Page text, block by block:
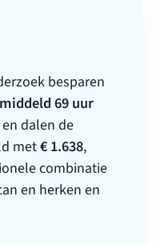
besparen
69 uur
dalen de
met€ 1.638,
combinatie
en herken en